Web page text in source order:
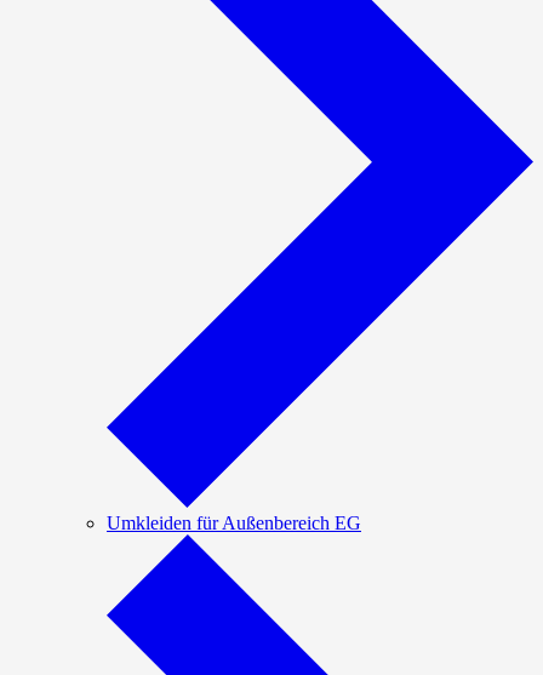
Umkleiden für Außenbereich EG